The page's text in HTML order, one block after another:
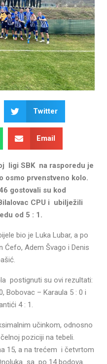
Twitter
Email
ligi SBK na rasporedu je
osmo prvenstveno kolo.
gostovali su kod
CPU i ubilježili
od 5 : 1.
bio je Luka Lubar, a po
Ćefo, Adem Švago i Denis
postignuti su ovi rezultati:
Bobovac – Karaula 5 : 0 i
4 : 1.
učinkom, odnosno
poziciji na tebeli.
15, a na trećem i četvrtom
sa po 14 bodova.